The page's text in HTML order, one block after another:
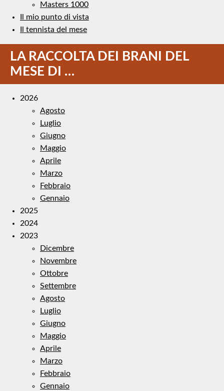
Masters 1000
Il mio punto di vista
Il tennista del mese
LA RACCOLTA DEI BRANI DEL
MESE DI …
2026
Agosto
Luglio
Giugno
Maggio
Aprile
Marzo
Febbraio
Gennaio
2025
2024
2023
Dicembre
Novembre
Ottobre
Settembre
Agosto
Luglio
Giugno
Maggio
Aprile
Marzo
Febbraio
Gennaio